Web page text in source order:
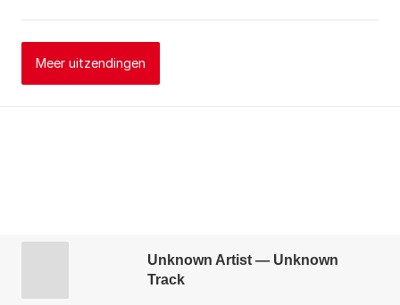
Meer uitzendingen
Unknown Artist — Unknown
Track